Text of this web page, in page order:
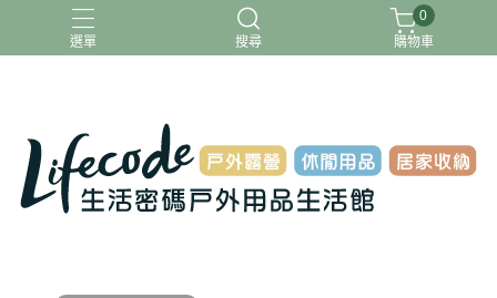
選單 搜尋
ADAMOUTDOOR G-PLUS INTEX
MOVELIFE
樂活不露
0
購物車